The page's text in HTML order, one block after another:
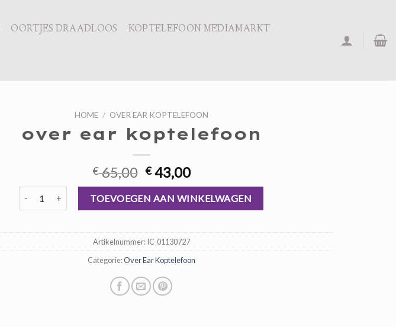
OORTJES DRAADLOOS
KOPTELEFOON MEDIAMARKT
HOME / OVER EAR KOPTELEFOON
over ear koptelefoon
€65,00 Oorspronkelijke
prijs
was:
€ 65,00.
€43,00Huidige
prijs
is:
€ 43,00.
over ear koptelefoon aantalTOEVOEGEN AAN WINKELWAGEN
Artikelnummer:IC-01130727
Categorie:Over Ear Koptelefoon